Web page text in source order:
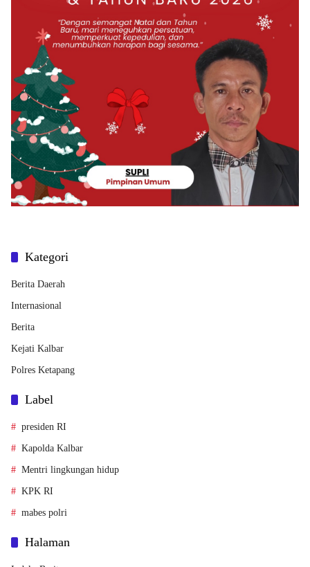
Kategori
Berita Daerah
Internasional
Berita
Kejati Kalbar
Polres Ketapang
Label
presiden RI
Kapolda Kalbar
Mentri lingkungan hidup
KPK RI
mabes polri
Halaman